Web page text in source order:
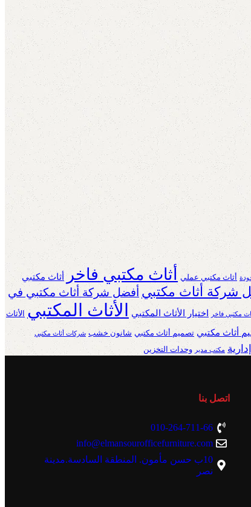
أثاث مكتبي عملي أثاث مكتبي فاخر أثاث مكتبي
شركة أثاث مكتبي أفضل شركة أثاث مكتبي في
مكتبي فاخر اختيار الأثاث المكتبي الأثاث المكتبي الأثاث
أثاث مكتبي تصميم أثاث مكتبي شانون خشب شركات أثاث مكتبي
مكتب مدير وحدات التخزين
اتصل بنا
010-264-711-66
info@elmansourofficefurniture.com
10ب حسن مأمون. المنطقة السادسة.مدينة
نصر